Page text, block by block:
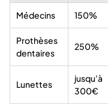
Médecins 150%
Prothèses
dentaires
250%
Lunettes
jusqu'à
300€